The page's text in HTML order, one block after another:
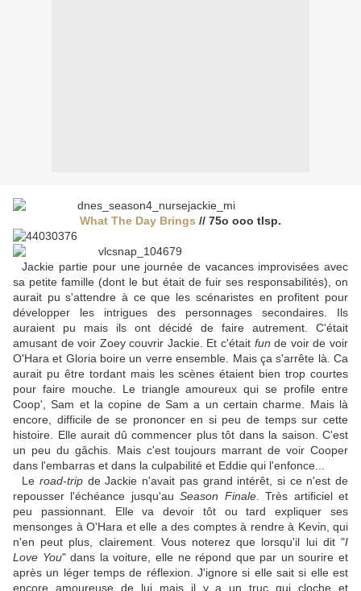
What The Day Brings // 75o ooo tlsp.
Jackie partie pour une journée de vacances improvisées avec
sa petite famille (dont le but était de fuir ses responsabilités), on
aurait pu s'attendre à ce que les scénaristes en profitent pour
développer les intrigues des personnages secondaires. Ils
auraient pu mais ils ont décidé de faire autrement. C'était
amusant de voir Zoey couvrir Jackie. Et c'était fun de voir de voir
O'Hara et Gloria boire un verre ensemble. Mais ça s'arrête là. Ca
aurait pu être tordant mais les scènes étaient bien trop courtes
pour faire mouche. Le triangle amoureux qui se profile entre
Coop', Sam et la copine de Sam a un certain charme. Mais là
encore, difficile de se prononcer en si peu de temps sur cette
histoire. Elle aurait dû commencer plus tôt dans la saison. C'est
un peu du gâchis. Mais c'est toujours marrant de voir Cooper
dans l'embarras et dans la culpabilité et Eddie qui l'enfonce...
Leroad-trip de Jackie n'avait pas grand intérêt, si ce n'est de
repousser l'échéance jusqu'auSeason Finale. Très artificiel et
peu passionnant. Elle va devoir tôt ou tard expliquer ses
mensonges à O'Hara et elle a des comptes à rendre à Kevin, qui
n'en peut plus, clairement. Vous noterez que lorsqu'il lui dit "I
Love You" dans la voiture, elle ne répond que par un sourire et
après un léger temps de réflexion. J'ignore si elle sait si elle est
encore amoureuse de lui mais il y a un truc qui cloche et